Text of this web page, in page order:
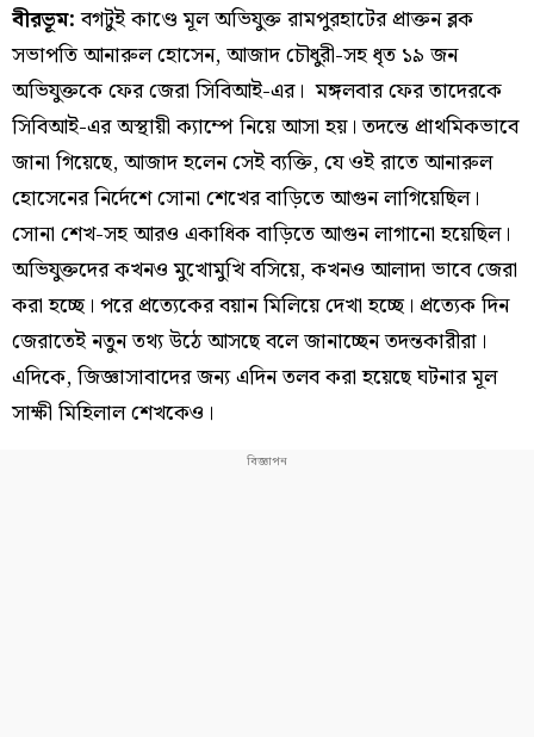
বীরভূম:বগটুই কাণ্ডে মূল অভিযুক্ত রামপুরহাটের প্রাক্তন ব্লক
সভাপতি আনারুল হোসেন, আজাদ চৌধুরী-সহ ধৃত ১৯ জন
অভিযুক্তকে ফের জেরা সিবিআই-এর। মঙ্গলবার ফের তাদেরকে
সিবিআই-এর অস্থায়ী ক্যাম্পে নিয়ে আসা হয়। তদন্তে প্রাথমিকভাবে
জানা গিয়েছে, আজাদ হলেন সেই ব্যক্তি, যে ওই রাতে আনারুল
হোসেনের নির্দেশে সোনা শেখের বাড়িতে আগুন লাগিয়েছিল।
সোনা শেখ-সহ আরও একাধিক বাড়িতে আগুন লাগানো হয়েছিল।
অভিযুক্তদের কখনও মুখোমুখি বসিয়ে, কখনও আলাদা ভাবে জেরা
করা হচ্ছে। পরে প্রত্যেকের বয়ান মিলিয়ে দেখা হচ্ছে। প্রত্যেক দিন
জেরাতেই নতুন তথ্য উঠে আসছে বলে জানাচ্ছেন তদন্তকারীরা।
এদিকে, জিজ্ঞাসাবাদের জন্য এদিন তলব করা হয়েছে ঘটনার মূল
সাক্ষী মিহিলাল শেখকেও।